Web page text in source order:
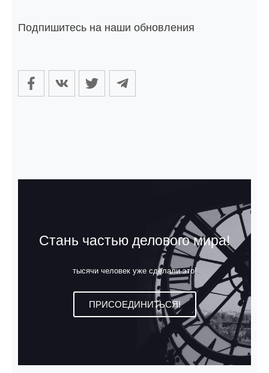
Подпишитесь на наши обновления
Стань частью делового мира!
тысячи человек уже сделали это!
ПРИСОЕДИНИТЬСЯ!